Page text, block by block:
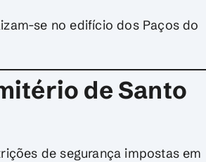
se no edifício dos Paços do
de Santo
de segurança impostas em